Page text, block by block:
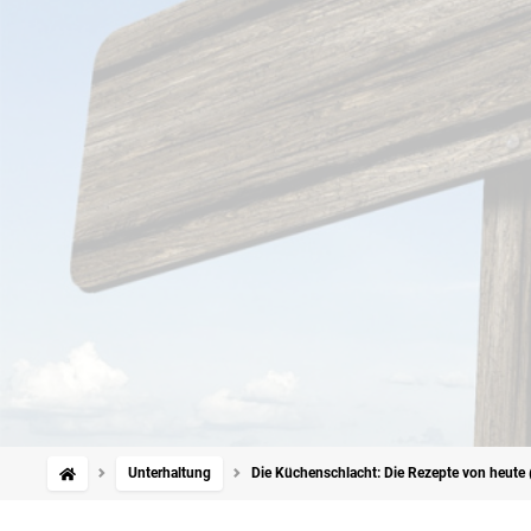
Unterhaltung Die Küchenschlacht: Die Rezepte von heute